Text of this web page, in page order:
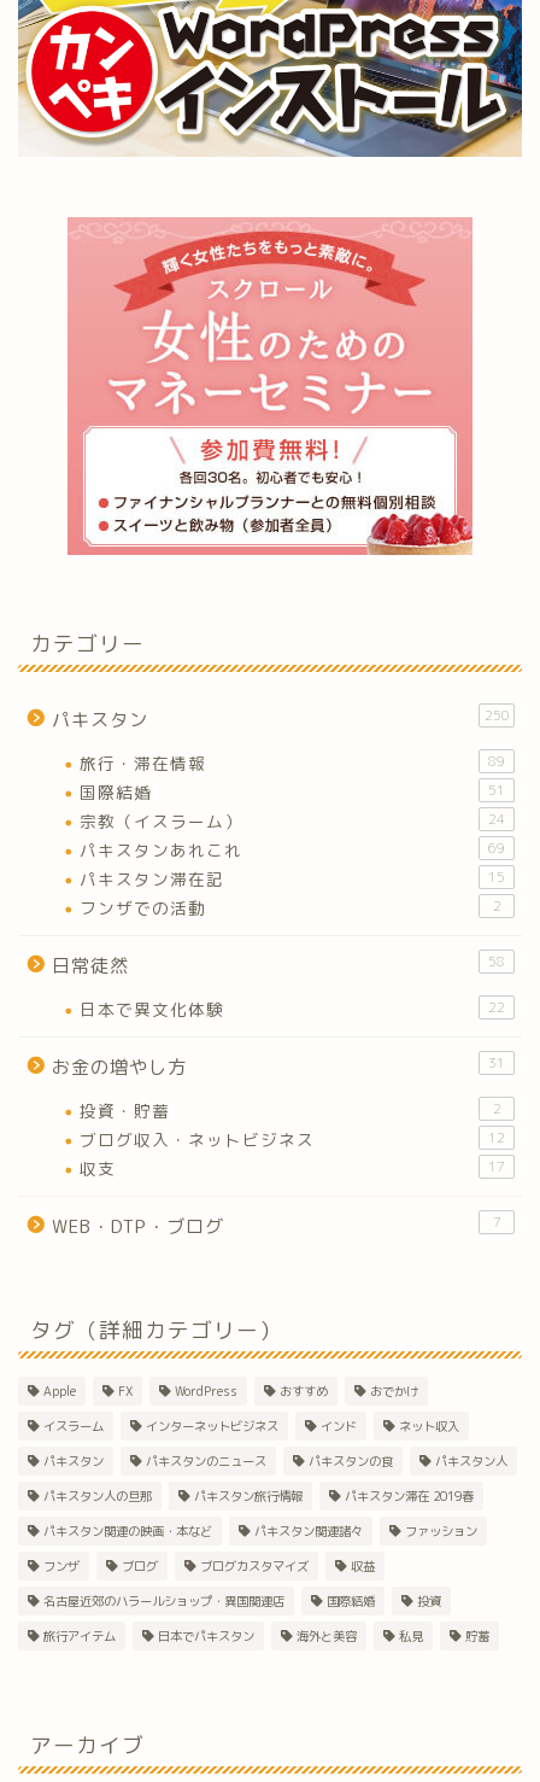
カテゴリー
パキスタン 250
旅行・滞在情報 89
国際結婚 51
宗教（イスラーム） 24
パキスタンあれこれ 69
パキスタン滞在記 15
フンザでの活動 2
日常徒然 58
日本で異文化体験 22
お金の増やし方 31
投資・貯蓄 2
ブログ収入・ネットビジネス 12
収支 17
WEB・DTP・ブログ 7
タグ（詳細カテゴリー）
Apple FX WordPress おすすめ おでかけ
イスラーム インターネットビジネス インド ネット収入
パキスタン パキスタンのニュース パキスタンの食 パキスタン人
パキスタン人の旦那 パキスタン旅行情報 パキスタン滞在 2019春
パキスタン関連の映画・本など パキスタン関連諸々 ファッション
フンザ ブログ ブログカスタマイズ 収益
名古屋近郊のハラールショップ・異国関連店 国際結婚 投資
旅行アイテム 日本でパキスタン 海外と美容 私見 貯蓄
アーカイブ